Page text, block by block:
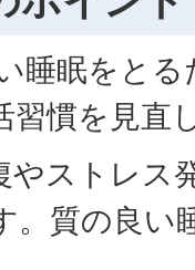
睡眠をと
習慣を見直
やストレス
。質の良い